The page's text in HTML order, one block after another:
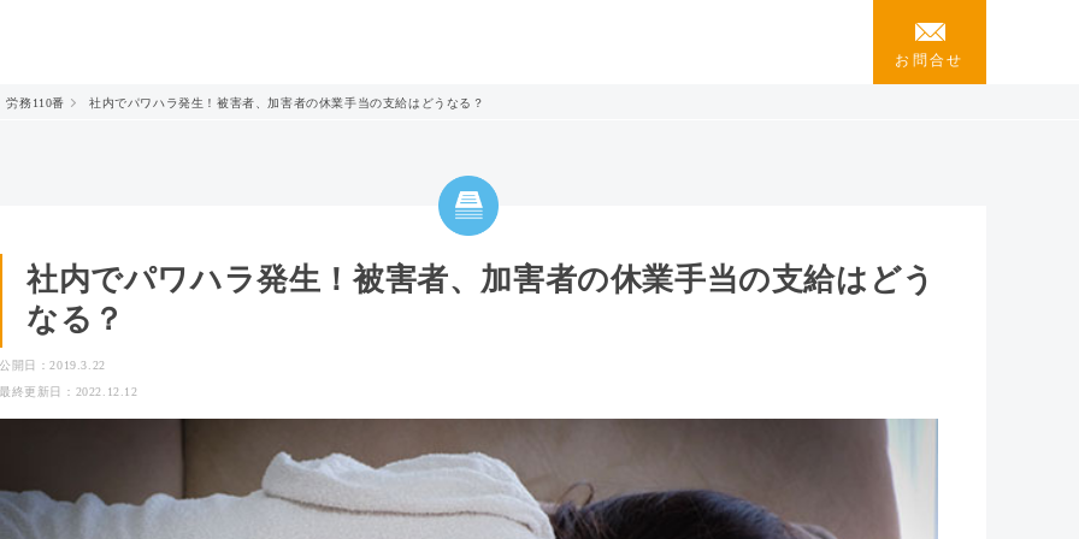
お問合せ
労務110番 社内でパワハラ発生！被害者、加害者の休業手当の支給はどうなる？
社内でパワハラ発生！被害者、加害者の休業手当の支給はどう
なる？
公開日：2019.3.22
最終更新日：2022.12.12